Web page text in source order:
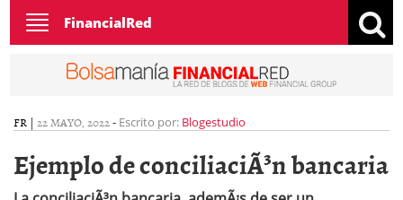
Toggle
navigation
FinancialRed
FR | 22 MAYO, 2022- Escrito por: Blogestudio
Ejemplo de conciliaciÃ³n bancaria